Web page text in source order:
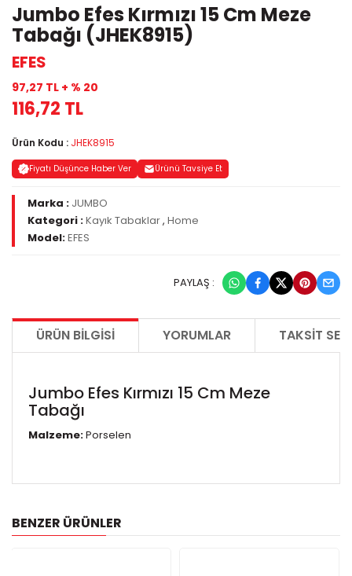
Jumbo Efes Kırmızı 15 Cm Meze
Tabağı (JHEK8915)
EFES
97,27 TL + % 20
116,72 TL
Ürün Kodu : JHEK8915
Fiyatı Düşünce Haber Ver Ürünü Tavsiye Et
Marka : JUMBO
Kategori :Kayık Tabaklar, Home
Model:EFES
PAYLAŞ :
ÜRÜN BILGISI YORUMLAR TAKSIT
Jumbo Efes Kırmızı 15 Cm Meze
Tabağı
Malzeme:Porselen
BENZER ÜRÜNLER